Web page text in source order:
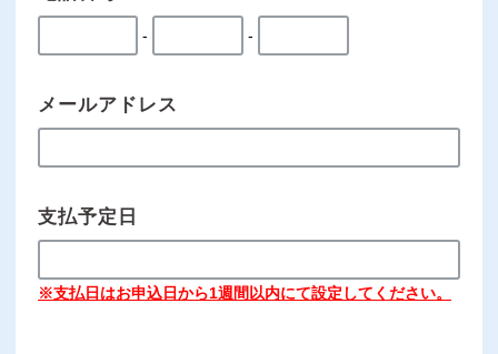
- -
メールアドレス
支払予定日
※支払日はお申込日から1週間以内にて設定してください。